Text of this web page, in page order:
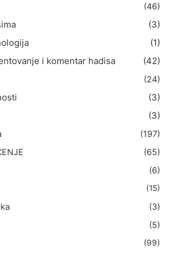
(46)
(3)
(1)
i komentar hadisa
(42)
(24)
(3)
(3)
(197)
(65)
(6)
(15)
(3)
(5)
(99)